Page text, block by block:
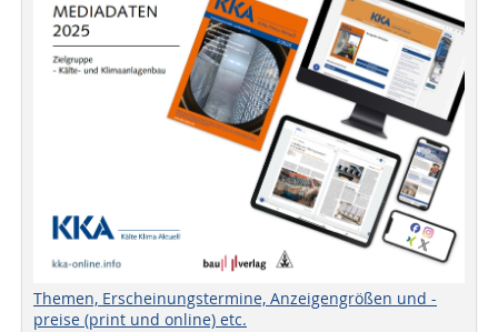
Themen, Erscheinungstermine, Anzeigengrößen und -
preise (print und online) etc.